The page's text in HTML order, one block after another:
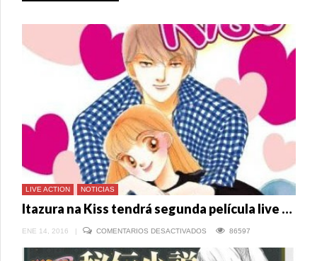
LIVE ACTION NOTICIAS
Itazura na Kiss tendrá segunda película live action
ENE 14, 2016 | COMENTARIOS DESACTIVADOS
KISS
86597